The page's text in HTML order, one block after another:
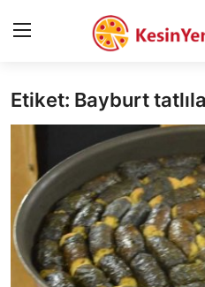
AnaSayfa
Gizlilik Sözleşmesi
Rüya Tabirleri
Diyet & Sağlıklı Beslenme
İletişim
Etiket: Bayburt